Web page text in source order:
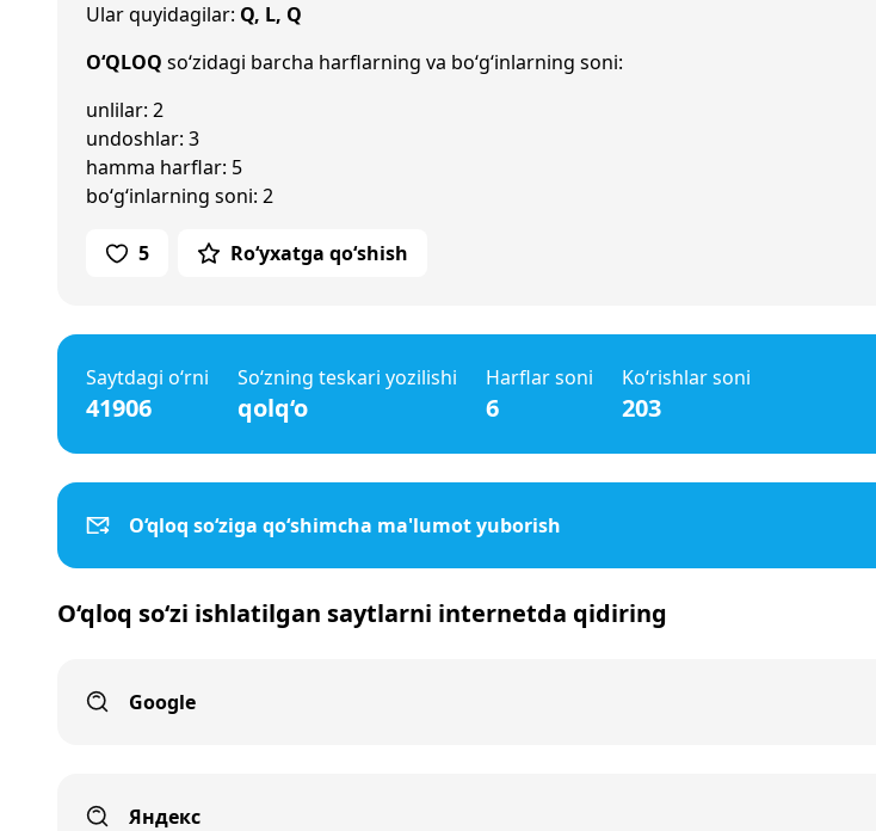
Ular quyidagilar: Q, L, Q
O‘QLOQ so‘zidagi barcha harflarning va bo‘g‘inlarning soni:
unlilar: 2
undoshlar: 3
hamma harflar: 5
bo‘g‘inlarning soni: 2
5 Ro‘yxatga qo‘shish
Saytdagi o‘rni
41906
So‘zning teskari yozilishi
qolq‘o
Harflar soni
6
Ko‘rishlar soni
203
O‘qloq so‘ziga qo‘shimcha ma'lumot yuborish
O‘qloq so‘zi ishlatilgan saytlarni internetda qidiring
Google
Яндекс